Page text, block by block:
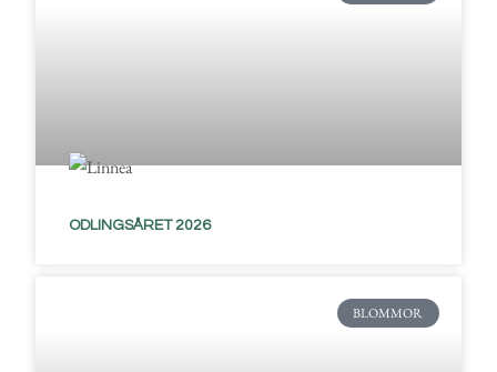
ODLINGSÅRET 2026
BLOMMOR